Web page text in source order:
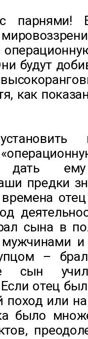
парнями!
будут
как
ему
предки
сына в
и
–
сын
отец
поход или
было